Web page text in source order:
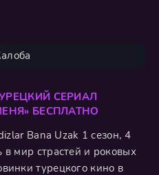
СЕРИАЛ
БЕСПЛАТНО
Bana Uzak 1 сезон, 4
в мир страстей и роковых
турецкого кино в